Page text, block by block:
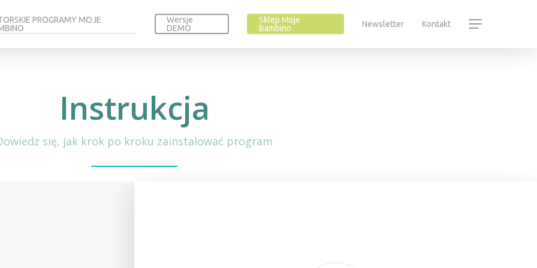
PROGRAMY MOJE
Wersje
DEMO
Sklep Moje
Bambino
Newsletter Kontakt
Instrukcja
się, jak krok po kroku zainstalować program